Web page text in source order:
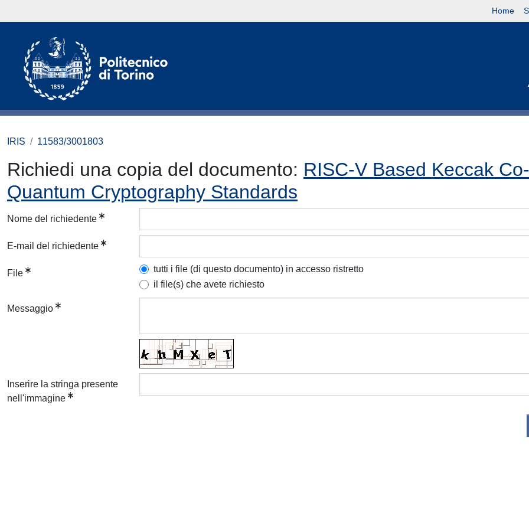
Home
IRIS 11583/3001803
Richiedi una copia del documento: RISC-V Based Keccak
Quantum Cryptography Standards
Nome del richiedente
E-mail del richiedente
File
tutti i file (di questo documento) in accesso ristretto
il file(s) che avete richiesto
Messaggio
Inserire la stringa presente
nell'immagine